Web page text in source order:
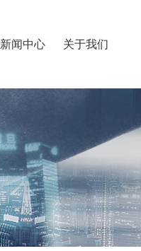
新闻中心 关于我们